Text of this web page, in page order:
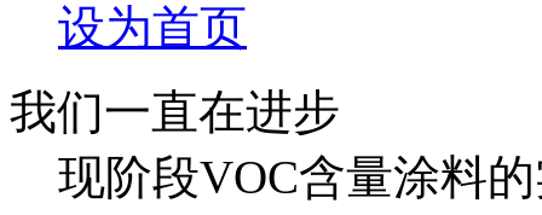
设为首页
我们一直在进步
现阶段VOC含量涂料